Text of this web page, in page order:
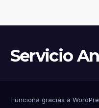
Servicio
Funciona gracias a